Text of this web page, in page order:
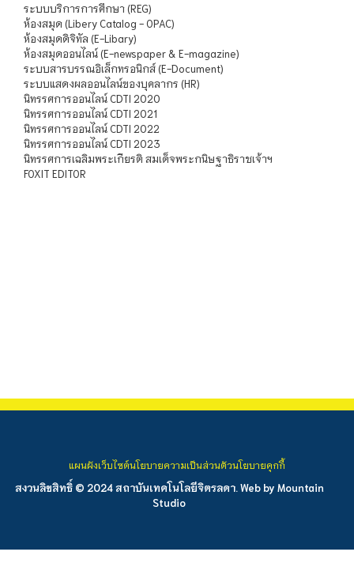
ระบบบริการการศึกษา (REG)
ห้องสมุด (Libery Catalog - OPAC)
ห้องสมุดดิจิทัล (E-Libary)
ห้องสมุดออนไลน์ (E-newspaper & E-magazine)
ระบบสารบรรณอิเล็กทรอนิกส์ (E-Document)
ระบบแสดงผลออนไลน์ของบุคลากร (HR)
นิทรรศการออนไลน์ CDTI 2020
นิทรรศการออนไลน์ CDTI 2021
นิทรรศการออนไลน์ CDTI 2022
นิทรรศการออนไลน์ CDTI 2023
นิทรรศการเฉลิมพระเกียรติ สมเด็จพระกนิษฐาธิราชเจ้าฯ
FOXIT EDITOR
สงวนลิขสิทธิ์ © 2024 สถาบันเทคโนโลยีจิตรลดา. Web by Mountain
Studio
แผนผังเว็บไซต์นโยบายความเป็นส่วนตัวนโยบายคุกกี้